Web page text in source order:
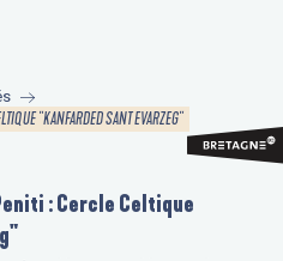
"KANFARDED SANT EVARZEG"
: Cercle Celtique